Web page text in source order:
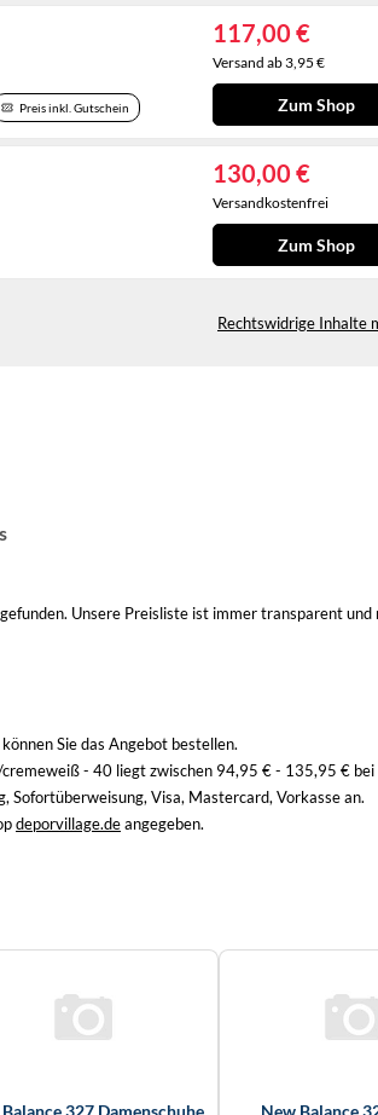
Preis inkl. Gutschein
117,00 €
Versand ab 3,95 €
Zum Shop
130,00 €
Versandkostenfrei
Zum Shop
Rechtswidrige Inhalte
Unsere Preisliste ist immer transparent
Sie das Angebot bestellen.
- 40 liegt zwischen 94,95 € - 135,95 €
Sofortüberweisung, Visa, Mastercard, Vorkasse an.
deporvillage.deangegeben.
327 Damenschuhe
New Balance